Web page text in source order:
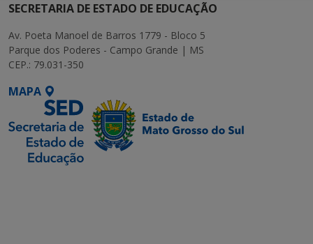
SECRETARIA DE ESTADO DE EDUCAÇÃO
Av. Poeta Manoel de Barros 1779 - Bloco 5
Parque dos Poderes - Campo Grande | MS
CEP.: 79.031-350
MAPA